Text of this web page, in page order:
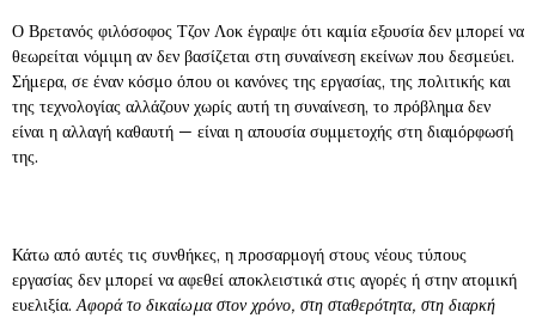
Ο Βρετανός φιλόσοφος Τζον Λοκ έγραψε ότι καμία εξουσία δεν μπορεί να
θεωρείται νόμιμη αν δεν βασίζεται στη συναίνεση εκείνων που δεσμεύει.
Σήμερα, σε έναν κόσμο όπου οι κανόνες της εργασίας, της πολιτικής και
της τεχνολογίας αλλάζουν χωρίς αυτή τη συναίνεση, το πρόβλημα δεν
είναι η αλλαγή καθαυτή — είναι η απουσία συμμετοχής στη διαμόρφωσή
της.
Κάτω από αυτές τις συνθήκες, η προσαρμογή στους νέους τύπους
εργασίας δεν μπορεί να αφεθεί αποκλειστικά στις αγορές ή στην ατομική
ευελιξία.Αφορά το δικαίωμα στον χρόνο, στη σταθερότητα, στη διαρκή